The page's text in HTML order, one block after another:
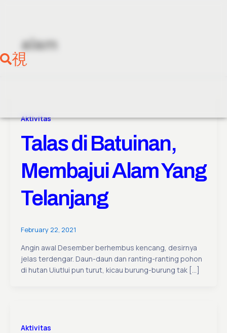
alam
Aktivitas
Talas di Batuinan,
Membajui Alam Yang
Telanjang
February 22, 2021
Angin awal Desember berhembus kencang, desirnya
jelas terdengar. Daun-daun dan ranting-ranting pohon
di hutan Uiutlui pun turut, kicau burung-burung tak […]
Aktivitas